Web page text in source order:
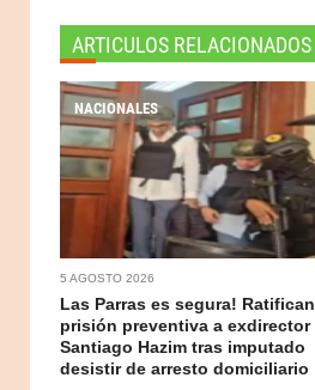
ARTICULOS RELACIONADOS
NACIONALES
5 AGOSTO 2026
Las Parras es segura! Ratifican
prisión preventiva a exdirector
Santiago Hazim tras imputado
desistir de arresto domiciliario